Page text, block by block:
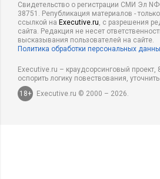
Свидетельство о регистрации СМИ Эл
38751. Републикация материалов -
ссылкой на Executive.ru, с разрешения
сайта. Редакция не несет
высказывания пользователей на сайте.
Политика обработки персональных
Executive.ru – краудсорсинговый
оспорить логику повествования,
18+
Executive.ru © 2000 – 2026.